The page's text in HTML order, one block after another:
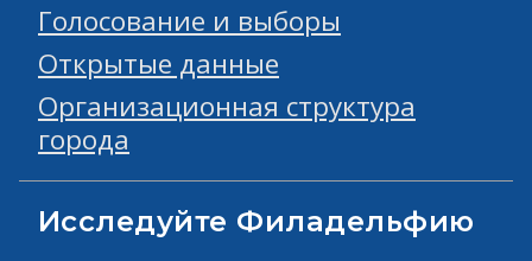
Голосование и выборы
Открытые данные
Организационная структура
города
Исследуйте Филадельфию